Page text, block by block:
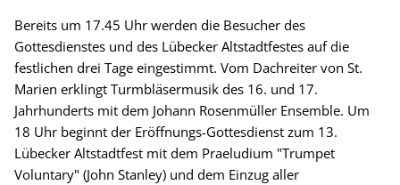
Bereits um 17.45 Uhr werden die Besucher des
Gottesdienstes und des Lübecker Altstadtfestes auf die
festlichen drei Tage eingestimmt. Vom Dachreiter von St.
Marien erklingt Turmbläsermusik des 16. und 17.
Jahrhunderts mit dem Johann Rosenmüller Ensemble. Um
18 Uhr beginnt der Eröffnungs-Gottesdienst zum 13.
Lübecker Altstadtfest mit dem Praeludium "Trumpet
Voluntary" (John Stanley) und dem Einzug aller